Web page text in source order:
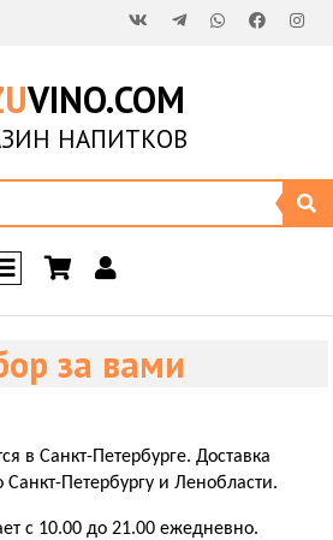
VINO.COM
НАПИТКОВ
за вами
в Санкт-Петербурге. Доставка
Санкт-Петербургу и Ленобласти.
с 10.00 до 21.00 ежедневно.